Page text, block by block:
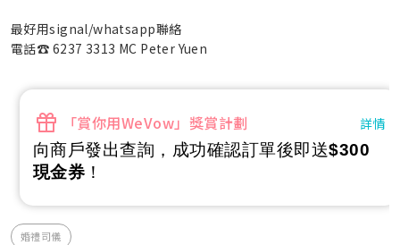
最好用signal/whatsapp聯絡
電話☎️ 6237 3313 MC Peter Yuen
「賞你用WeVow」獎賞計劃 詳情
向商戶發出查詢，成功確認訂單後即送$300
現金券 ！
婚禮司儀